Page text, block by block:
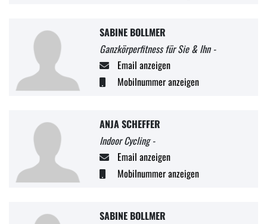
SABINE BOLLMER
Ganzkörperfitness für Sie & Ihn -
Email anzeigen
Mobilnummer anzeigen
ANJA SCHEFFER
Indoor Cycling -
Email anzeigen
Mobilnummer anzeigen
SABINE BOLLMER